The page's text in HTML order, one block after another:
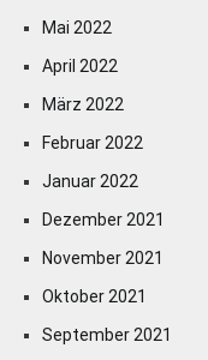
Mai 2022
April 2022
März 2022
Februar 2022
Januar 2022
Dezember 2021
November 2021
Oktober 2021
September 2021